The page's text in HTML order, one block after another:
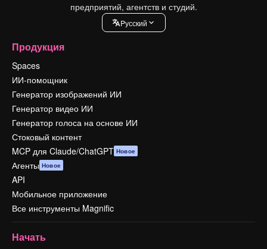
предприятий, агентств и студий.
Pусский
Продукция
Spaces
ИИ-помощник
Генератор изображений ИИ
Генератор видео ИИ
Генератор голоса на основе ИИ
Стоковый контент
MCP для Claude/ChatGPT Новое
Агенты Новое
API
Мобильное приложение
Все инструменты Magnific
Начать